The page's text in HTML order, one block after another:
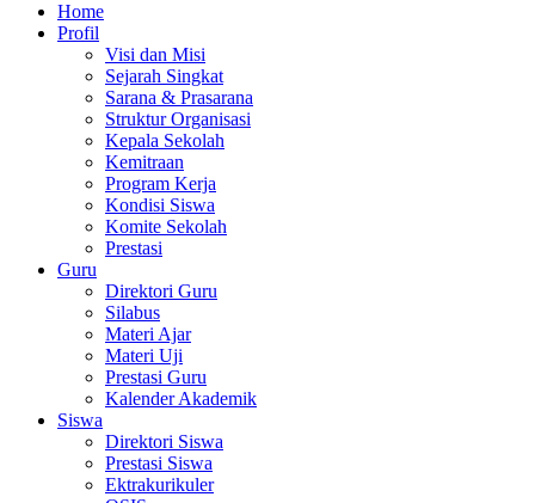
Home
Profil
Visi dan Misi
Sejarah Singkat
Sarana & Prasarana
Struktur Organisasi
Kepala Sekolah
Kemitraan
Program Kerja
Kondisi Siswa
Komite Sekolah
Prestasi
Guru
Direktori Guru
Silabus
Materi Ajar
Materi Uji
Prestasi Guru
Kalender Akademik
Siswa
Direktori Siswa
Prestasi Siswa
Ektrakurikuler